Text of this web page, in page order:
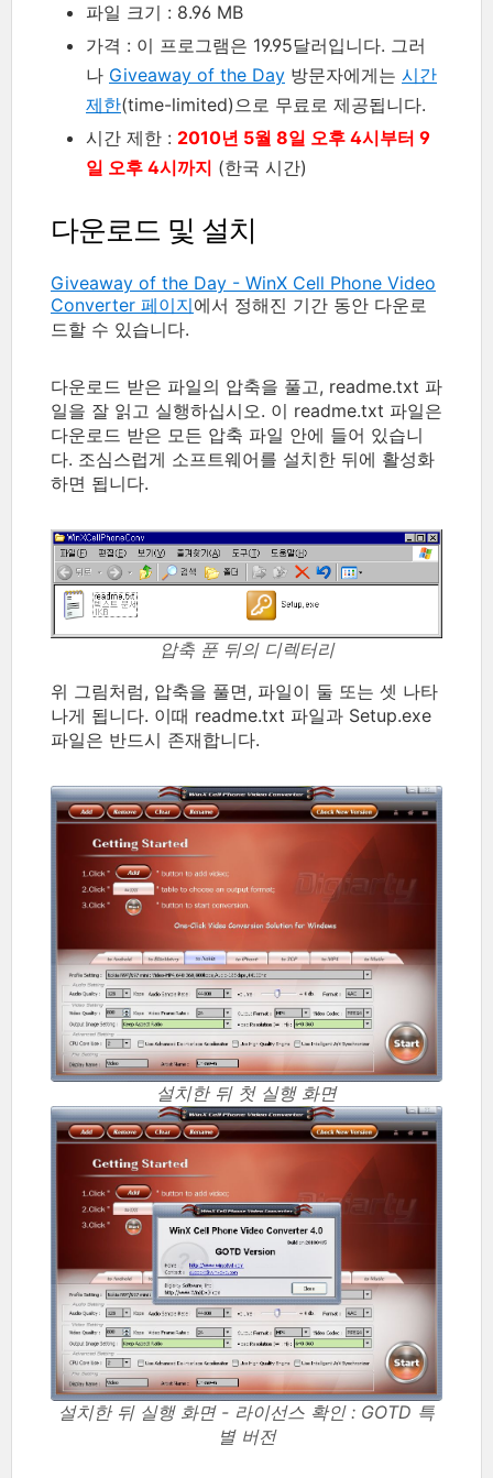
파일 크기 : 8.96 MB
가격 : 이 프로그램은 19.95달러입니다. 그러
나 Giveaway of the Day 방문자에게는 시간
제한(time-limited)으로 무료로 제공됩니다.
시간 제한 : 2010년 5월 8일 오후 4시부터 9
일 오후 4시까지 (한국 시간)
다운로드 및 설치
Giveaway of the Day - WinX Cell Phone Video
Converter 페이지에서 정해진 기간 동안 다운로
드할 수 있습니다.
다운로드 받은 파일의 압축을 풀고, readme.txt 파
일을 잘 읽고 실행하십시오. 이 readme.txt 파일은
다운로드 받은 모든 압축 파일 안에 들어 있습니
다. 조심스럽게 소프트웨어를 설치한 뒤에 활성화
하면 됩니다.
압축 푼 뒤의 디렉터리
위 그림처럼, 압축을 풀면, 파일이 둘 또는 셋 나타
나게 됩니다. 이때 readme.txt 파일과 Setup.exe
파일은 반드시 존재합니다.
설치한 뒤 첫 실행 화면
설치한 뒤 실행 화면 - 라이선스 확인 : GOTD 특
별 버전